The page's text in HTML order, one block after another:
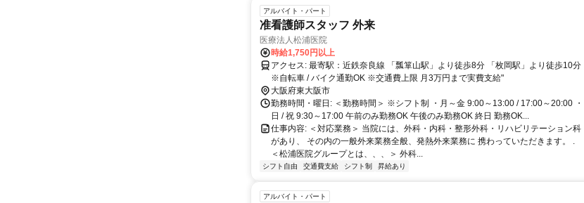
アルバイト・パート
准看護師スタッフ 外来
医療法人松浦医院
時給1,750円以上
アクセス: 最寄駅：近鉄奈良線 「瓢箪山駅」より徒歩8分 「枚岡駅」より徒歩10分
※自転車 / バイク通勤OK ※交通費上限 月3万円まで実費支給"
大阪府東大阪市
勤務時間・曜日: ＜勤務時間＞ ※シフト制 ・月～金 9:00～13:00 / 17:00～20:00 ・
日 / 祝 9:30～17:00 午前のみ勤務OK 午後のみ勤務OK 終日 勤務OK...
仕事内容: ＜対応業務＞ 当院には、外科・内科・整形外科・リハビリテーション科
があり、 その内の一般外来業務全般、発熱外来業務に 携わっていただきます。 .
＜松浦医院グループとは、、、＞ 外科...
シフト自由 交通費支給 シフト制 昇給あり
アルバイト・パート